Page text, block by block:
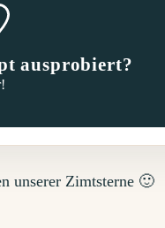
ausprobiert?
unserer Zimtsterne 🙂